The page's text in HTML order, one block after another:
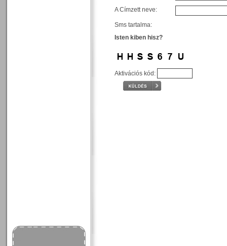
A Címzett neve:
Sms tartalma:
Isten kiben hisz?
Aktivációs kód: